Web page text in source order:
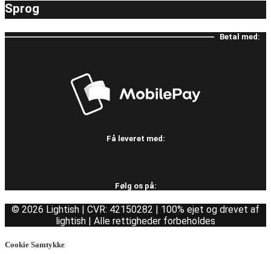
Sprog
Betal med:
Få leveret med:
Følg os på:
© 2026 Lightish | CVR: 42150282 | 100% ejet og drevet af
lightish | Alle rettigheder forbeholdes
Cookie Samtykke